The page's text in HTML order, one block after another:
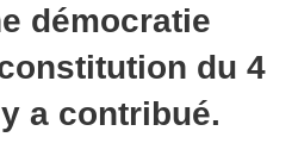
démocratie
du 4
a contribué.